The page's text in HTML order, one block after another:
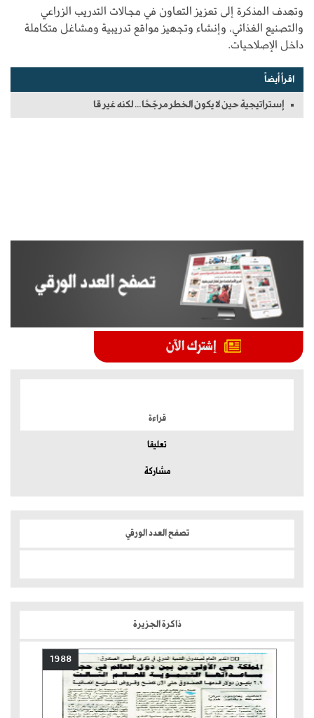
وتهدف المذكرة إلى تعزيز التعاون في مجالات التدريب الزراعي
والتصنيع الغذائي، وإنشاء وتجهيز مواقع تدريبية ومشاغل متكاملة
داخل الإصلاحيات.
اقرأ أيضاً
إستراتيجية حين لا يكون الخطر مرجّحًا… لكنه غير قا
قراءة
تعليقا
مشاركة
تصفح العدد الورقي
ذاكرة الجزيرة
1988